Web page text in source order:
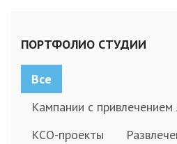
ПОРТФОЛИО СТУДИИ
Все
Кампании с
КСО-проекты